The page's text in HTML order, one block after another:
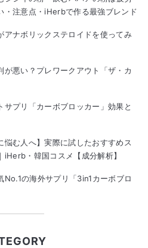
・注意点・iHerbで作る最強ブレンド
アナボリックステロイドを使ってみ
が悪い？プレワークアウト「ザ・カ
サプリ「カーボブロッカー」効果と
悩む人へ】実際に試したおすすめス
iHerb・韓国コスメ【成分解析】
No.1の海外サプリ「3in1カーボブロ